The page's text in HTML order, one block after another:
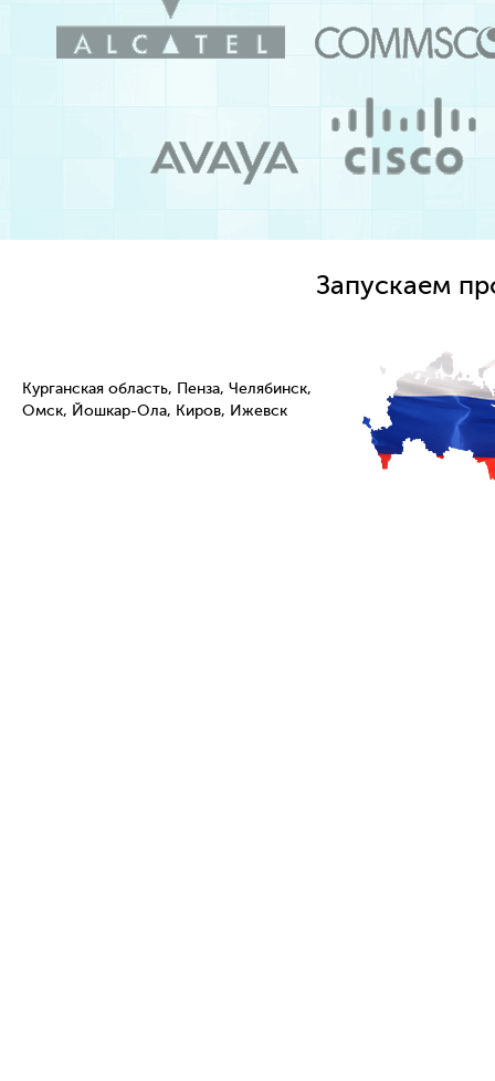
Запускаем
Курганская область, Пенза, Челябинск,
Омск, Йошкар-Ола, Киров, Ижевск